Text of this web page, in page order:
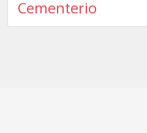
Cementerio